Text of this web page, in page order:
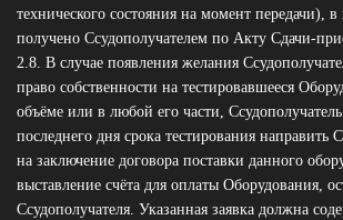
технического состояния на момент передачи),
получено Ссудополучателем по Акту Сдачи-
2.8. В случае появления желания
право собственности на тестировавшееся
объёме или в любой его части,
последнего дня срока тестирования направить
на заключение договора поставки данного
выставление счёта для оплаты Оборудования,
Ссудополучателя. Указанная заявка должна